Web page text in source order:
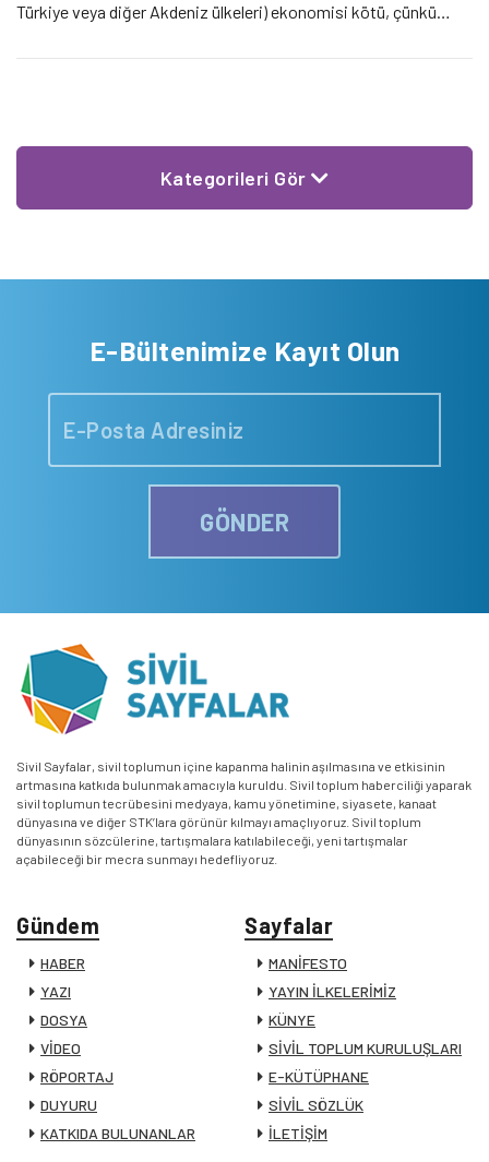
Türkiye veya diğer Akdeniz ülkeleri) ekonomisi kötü, çünkü
Danimarka gibi Kuzey Avrupa ülkeleri çalışıyor. Yunanistan gibi
olarak da Akdeniz ülkelerindeki yüksek işsizlik oranları
gösteriliyor. Bu yazıda bu fikrin ampirik bir kanıtının olmadığını
hatta tam tersine işsizliğin yüksek olduğu Türkiye’de ve diğer
Kategorileri Gör
E-Bültenimize Kayıt Olun
GÖNDER
Sivil Sayfalar, sivil toplumun içine kapanma halinin aşılmasına ve etkisinin
artmasına katkıda bulunmak amacıyla kuruldu. Sivil toplum haberciliği yaparak
sivil toplumun tecrübesini medyaya, kamu yönetimine, siyasete, kanaat
dünyasına ve diğer STK’lara görünür kılmayı amaçlıyoruz. Sivil toplum
dünyasının sözcülerine, tartışmalara katılabileceği, yeni tartışmalar
açabileceği bir mecra sunmayı hedefliyoruz.
Gündem
HABER
YAZI
DOSYA
VİDEO
RÖPORTAJ
DUYURU
KATKIDA BULUNANLAR
Sayfalar
MANİFESTO
YAYIN İLKELERİMİZ
KÜNYE
SİVİL TOPLUM KURULUŞLARI
E-KÜTÜPHANE
SİVİL SÖZLÜK
İLETİŞİM